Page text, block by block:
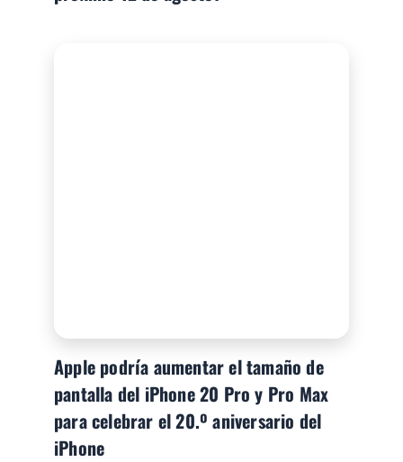
Apple podría aumentar el tamaño de
pantalla del iPhone 20 Pro y Pro Max
para celebrar el 20.º aniversario del
iPhone